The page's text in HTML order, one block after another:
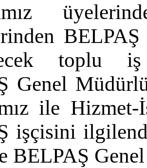
toplu
Genel
ile Hizmet-
işçisini
BELPAŞ